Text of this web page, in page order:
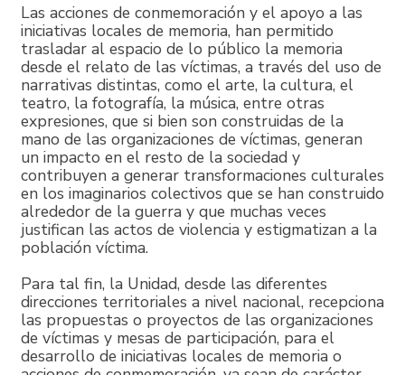
Las acciones de conmemoración y el apoyo a las
iniciativas locales de memoria, han permitido
trasladar al espacio de lo público la memoria
desde el relato de las víctimas, a través del uso de
narrativas distintas, como el arte, la cultura, el
teatro, la fotografía, la música, entre otras
expresiones, que si bien son construidas de la
mano de las organizaciones de víctimas, generan
un impacto en el resto de la sociedad y
contribuyen a generar transformaciones culturales
en los imaginarios colectivos que se han construido
alrededor de la guerra y que muchas veces
justifican las actos de violencia y estigmatizan a la
población víctima.
Para tal fin, la Unidad, desde las diferentes
direcciones territoriales a nivel nacional, recepciona
las propuestas o proyectos de las organizaciones
de víctimas y mesas de participación, para el
desarrollo de iniciativas locales de memoria o